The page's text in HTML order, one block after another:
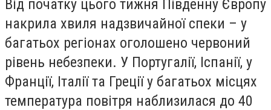
Від початку цього тижня Південну Європу
накрила хвиля надзвичайної спеки – у
багатьох регіонах оголошено червоний
рівень небезпеки. У Португалії, Іспанії, у
Франції, Італії та Греції у багатьох місцях
температура повітря наблизилася до 40